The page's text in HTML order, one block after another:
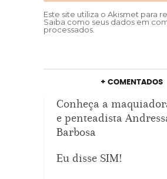
Este site utiliza o Akismet para
Saiba como seus dados em
processados
+ COMENTADOS
Conheça a
e penteadista
Barbosa
Eu disse SIM!